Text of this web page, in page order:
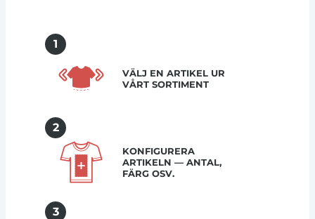
1
VÄLJ EN ARTIKEL UR
VÅRT SORTIMENT
2
KONFIGURERA
ARTIKELN — ANTAL,
FÄRG OSV.
3